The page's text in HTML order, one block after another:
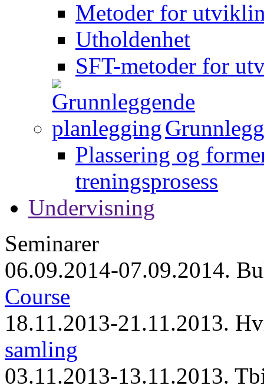
Metoder for
Utholdenhet
SFT-metoder for
Plassering og
treningsprosess
Undervisning
Seminarer
06.09.2014-07.09.2014.
Course
18.11.2013-21.11.2013.
samling
03.11.2013-13.11.2013.